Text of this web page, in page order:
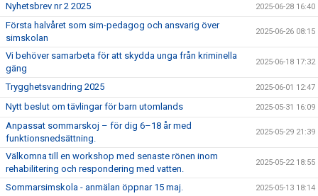
Nyhetsbrev nr 2 2025 2025-06-28 16:40
Första halvåret som sim-pedagog och ansvarig över
simskolan
2025-06-26 08:15
Vi behöver samarbeta för att skydda unga från kriminella
gäng
2025-06-18 17:32
Trygghetsvandring 2025 2025-06-01 12:47
Nytt beslut om tävlingar för barn utomlands 2025-05-31 16:09
Anpassat sommarskoj – för dig 6–18 år med
funktionsnedsättning.
2025-05-29 21:39
Välkomna till en workshop med senaste rönen inom
rehabilitering och respondering med vatten.
2025-05-22 18:55
Sommarsimskola - anmälan öppnar 15 maj. 2025-05-13 18:14